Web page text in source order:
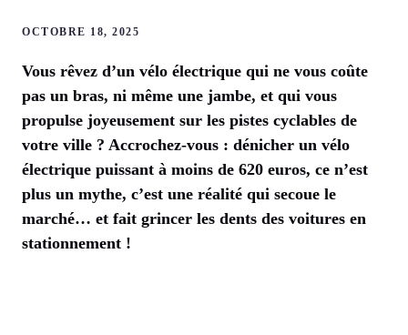
OCTOBRE 18, 2025
Vous rêvez d’un vélo électrique qui ne vous coûte
pas un bras, ni même une jambe, et qui vous
propulse joyeusement sur les pistes cyclables de
votre ville ? Accrochez-vous : dénicher un vélo
électrique puissant à moins de 620 euros, ce n’est
plus un mythe, c’est une réalité qui secoue le
marché… et fait grincer les dents des voitures en
stationnement !